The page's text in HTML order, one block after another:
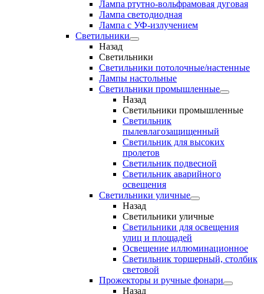
Лампа ртутно-вольфрамовая дуговая
Лампа светодиодная
Лампа с УФ-излучением
Светильники
Назад
Светильники
Светильники потолочные/настенные
Лампы настольные
Светильники промышленные
Назад
Светильники промышленные
Светильник
пылевлагозащищенный
Светильник для высоких
пролетов
Светильник подвесной
Светильник аварийного
освещения
Светильники уличные
Назад
Светильники уличные
Светильники для освещения
улиц и площадей
Освещение иллюминационное
Светильник торшерный, столбик
световой
Прожекторы и ручные фонари
Назад